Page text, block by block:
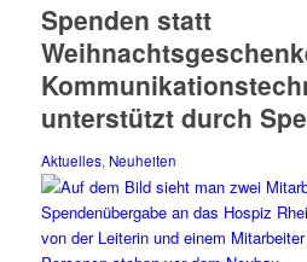
Spenden statt
unterstützt durch
Aktuelles, Neuheiten